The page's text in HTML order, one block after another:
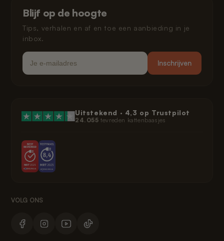
Klarna privacybeleid
Juridisch
Blijf op de hoogte
Tips, verhalen en af en toe een aanbieding in je
inbox.
Email
Inschrijven
Uitstekend · 4,3 op Trustpilot
24.055 tevreden kattenbaasjes